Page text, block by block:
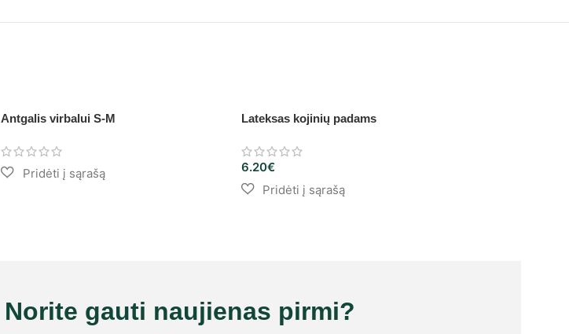
Antgalis virbalui S-M Lateksas kojinių padams
6.20€
Norite gauti naujienas pirmi?